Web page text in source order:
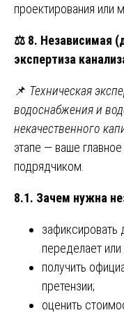
проектирования или
⚖️ 8. Независимая
экспертиза
📌 Техническая
водоснабжения и
некачественного
этапе — ваше
подрядчиком.
8.1. Зачем нужна
зафиксировать
переделает или
получить
претензии;
оценить